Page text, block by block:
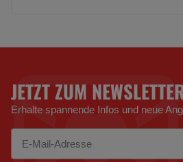
JETZT ZUM
Erhalte spannende Infos und neue